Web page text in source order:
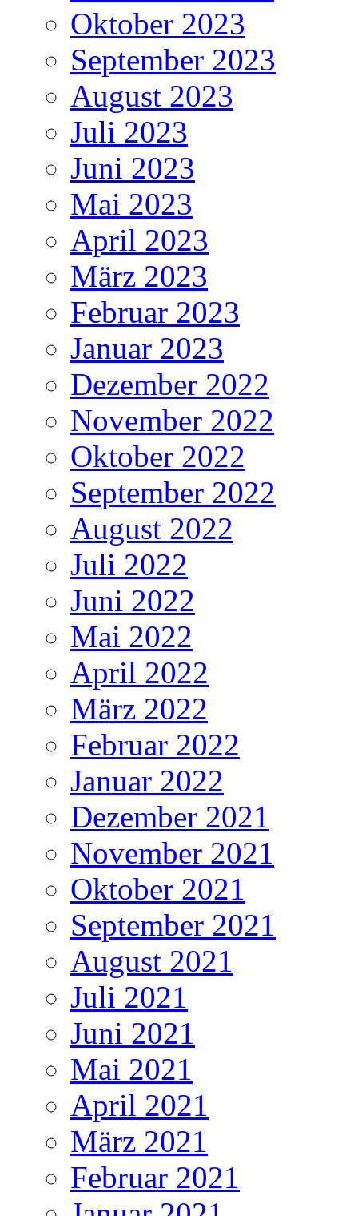
Oktober 2023
September 2023
August 2023
Juli 2023
Juni 2023
Mai 2023
April 2023
März 2023
Februar 2023
Januar 2023
Dezember 2022
November 2022
Oktober 2022
September 2022
August 2022
Juli 2022
Juni 2022
Mai 2022
April 2022
März 2022
Februar 2022
Januar 2022
Dezember 2021
November 2021
Oktober 2021
September 2021
August 2021
Juli 2021
Juni 2021
Mai 2021
April 2021
März 2021
Februar 2021